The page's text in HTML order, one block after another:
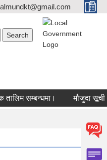
सम्बन्धमा। मौजुदा सूची